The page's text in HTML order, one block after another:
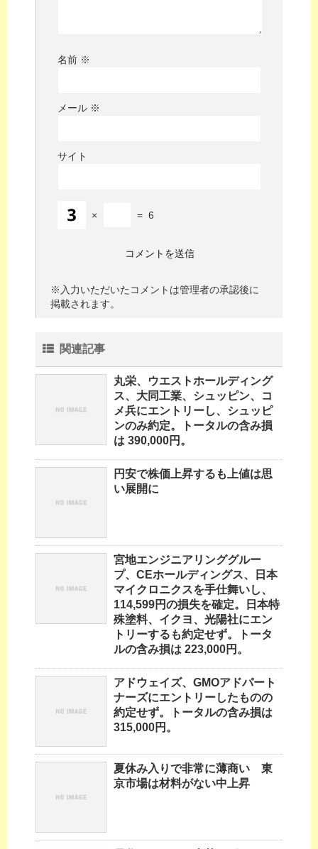
名前 ※
メール ※
サイト
× = 6
※入力いただいたコメントは管理者の承認後に
掲載されます。
関連記事
丸栄、ウエストホールディング
ス、大同工業、シュッピン、コ
メ兵にエントリーし、シュッピ
ンのみ約定。トータルの含み損
は 390,000円。
円安で株価上昇するも上値は思
い展開に
宮地エンジニアリンググルー
プ、CEホールディングス、日本
マイクロニクスを手仕舞いし、
114,599円の損失を確定。日本特
殊塗料、イクヨ、光陽社にエン
トリーするも約定せず。トータ
ルの含み損は 223,000円。
アドウェイズ、GMOアドパート
ナーズにエントリーしたものの
約定せず。トータルの含み損は
315,000円。
夏休み入りで非常に薄商い 東
京市場は材料がない中上昇